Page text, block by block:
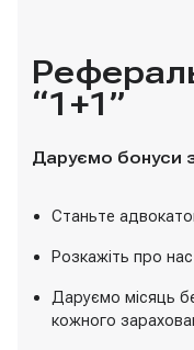
“1+1”
Даруємо бонуси
Станьте
Розкажіть про
Даруємо місяць
кожного